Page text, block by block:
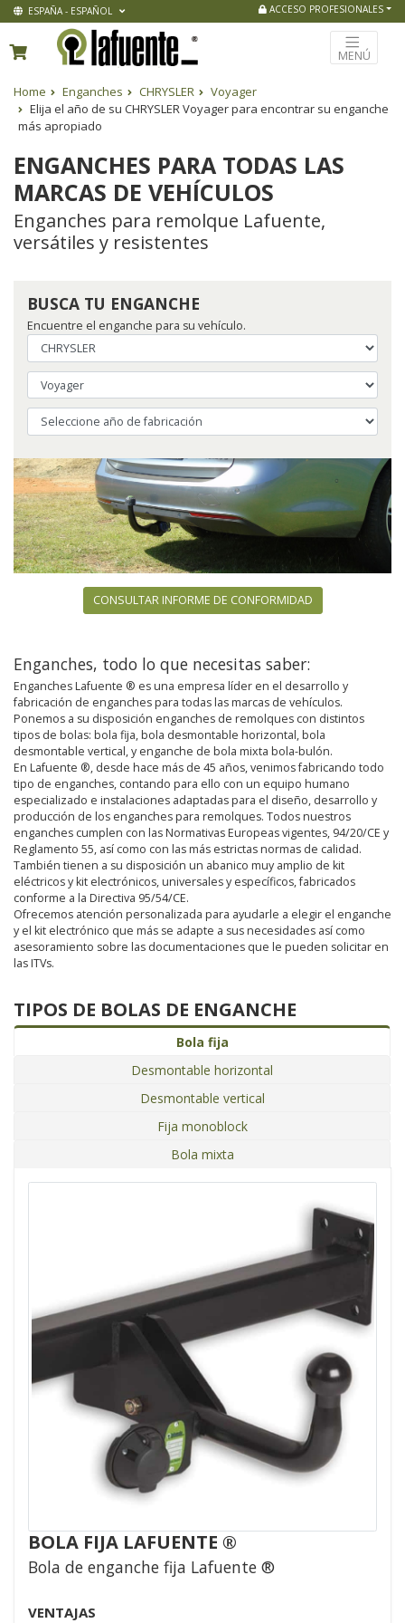
ESPAÑA - ESPAÑOL ACCESO PROFESIONALES
MENÚ
Home Enganches CHRYSLER
Voyager
Elija el año de su CHRYSLER Voyager para encontrar su enganche
más apropiado
ENGANCHES PARA TODAS LAS
MARCAS DE VEHÍCULOS
Enganches para remolque Lafuente,
versátiles y resistentes
BUSCA TU ENGANCHE
Encuentre el enganche para su vehículo.
CONSULTAR INFORME DE CONFORMIDAD
Enganches, todo lo que necesitas saber:
Enganches Lafuente ® es una empresa líder en el desarrollo y
fabricación de enganches para todas las marcas de vehículos.
Ponemos a su disposición enganches de remolques con distintos
tipos de bolas: bola fija, bola desmontable horizontal, bola
desmontable vertical, y enganche de bola mixta bola-bulón.
En Lafuente ®, desde hace más de 45 años, venimos fabricando todo
tipo de enganches, contando para ello con un equipo humano
especializado e instalaciones adaptadas para el diseño, desarrollo y
producción de los enganches para remolques. Todos nuestros
enganches cumplen con las Normativas Europeas vigentes, 94/20/CE y
Reglamento 55, así como con las más estrictas normas de calidad.
También tienen a su disposición un abanico muy amplio de kit
eléctricos y kit electrónicos, universales y específicos, fabricados
conforme a la Directiva 95/54/CE.
Ofrecemos atención personalizada para ayudarle a elegir el enganche
y el kit electrónico que más se adapte a sus necesidades así como
asesoramiento sobre las documentaciones que le pueden solicitar en
las ITVs.
TIPOS DE BOLAS DE ENGANCHE
Bola fija
Desmontable horizontal
Desmontable vertical
Fija monoblock
Bola mixta
BOLA FIJA LAFUENTE ®
Bola de enganche fija Lafuente ®
VENTAJAS